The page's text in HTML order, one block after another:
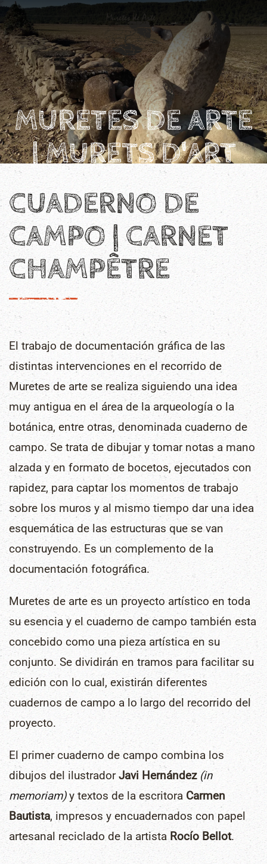
Skip to main content
MURETES DE ARTE
| MURETS D'ART
CUADERNO DE
CAMPO | CARNET
CHAMPÊTRE
El trabajo de documentación gráfica de las
distintas intervenciones en el recorrido de
Muretes de arte se realiza siguiendo una idea
muy antigua en el área de la arqueología o la
botánica, entre otras, denominada cuaderno de
campo. Se trata de dibujar y tomar notas a mano
alzada y en formato de bocetos, ejecutados con
rapidez, para captar los momentos de trabajo
sobre los muros y al mismo tiempo dar una idea
esquemática de las estructuras que se van
construyendo. Es un complemento de la
documentación fotográfica.
Muretes de arte es un proyecto artístico en toda
su esencia y el cuaderno de campo también esta
concebido como una pieza artística en su
conjunto. Se dividirán en tramos para facilitar su
edición con lo cual, existirán diferentes
cuadernos de campo a lo largo del recorrido del
proyecto.
El primer cuaderno de campo combina los
dibujos del ilustradorJavi Hernández (in
memoriam)y textos de la escritora Carmen
Bautista, impresos y encuadernados con papel
artesanal reciclado de la artista Rocío Bellot.